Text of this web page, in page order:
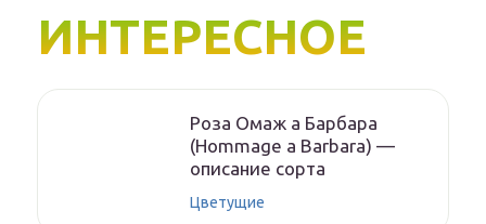
ИНТЕРЕСНОЕ
Роза Омаж а Барбара
(Hommage a Barbara) —
описание сорта
Цветущие